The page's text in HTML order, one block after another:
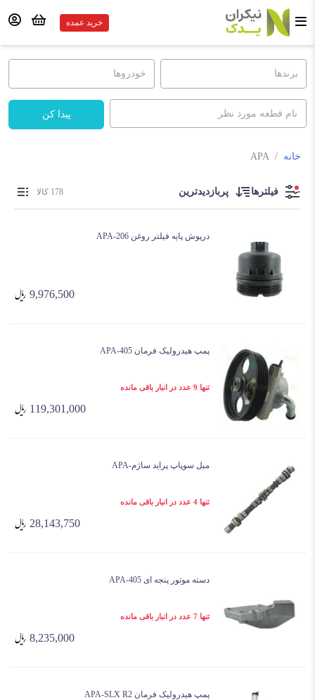
خرید عمده
پیدا کن
خانه /
APA
فیلترها پربازدیدترین 178 کالا
درپوش پایه فیلتر روغن 206-APA
9,976,500
پمپ هیدرولیک فرمان 405-APA
تنها 9 عدد در انبار باقی مانده
119,301,000
میل سوپاپ پراید ساژم-APA
تنها 4 عدد در انبار باقی مانده
28,143,750
دسته موتور پنجه ای 405-APA
تنها 7 عدد در انبار باقی مانده
8,235,000
پمپ هیدرولیک فرمان APA-SLX R2